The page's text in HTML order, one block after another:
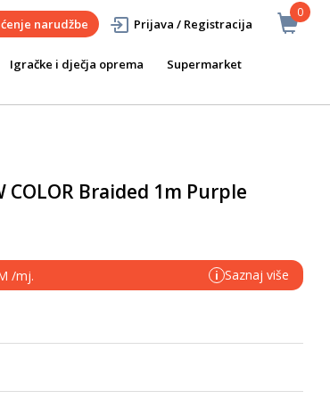
0
narudžbe Prijava / Registracija
Igračke i dječja oprema
Supermarket
COLOR Braided 1m Purple
/mj. i Saznaj više